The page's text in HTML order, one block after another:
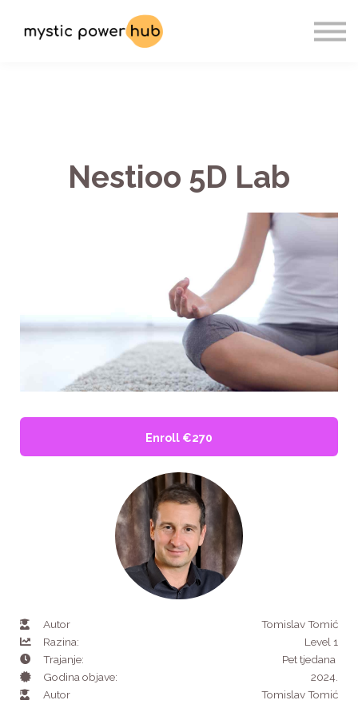
Register
Nestioo 5D Lab
Enroll €270
Autor
Tomislav Tomić
Razina:
Level 1
Trajanje:
Pet tjedana
Godina objave:
2024.
Autor
Tomislav Tomić